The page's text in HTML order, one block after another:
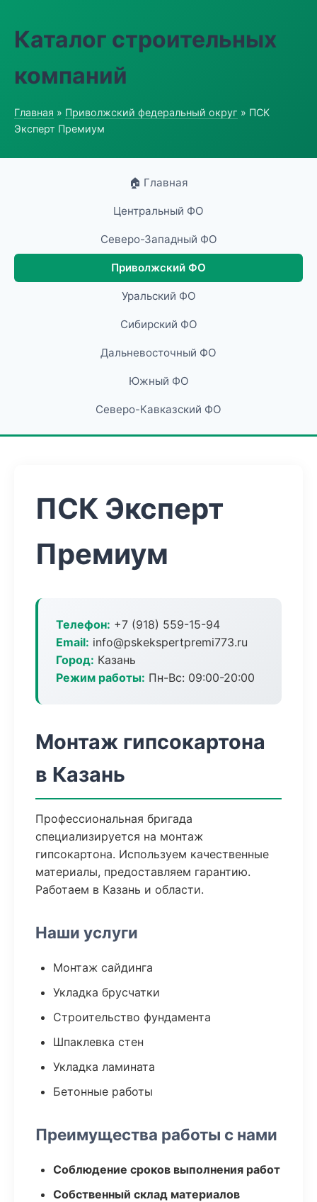
Каталог строительных
компаний
Главная » Приволжский федеральный округ » ПСК
Эксперт Премиум
🏠 Главная
Центральный ФО
Северо-Западный ФО
Приволжский ФО
Уральский ФО
Сибирский ФО
Дальневосточный ФО
Южный ФО
Северо-Кавказский ФО
ПСК Эксперт
Премиум
Телефон: +7 (918) 559-15-94
Email: info@pskekspertpremi773.ru
Город: Казань
Режим работы: Пн-Вс: 09:00-20:00
Монтаж гипсокартона
в Казань
Профессиональная бригада
специализируется на монтаж
гипсокартона. Используем качественные
материалы, предоставляем гарантию.
Работаем в Казань и области.
Наши услуги
Монтаж сайдинга
Укладка брусчатки
Строительство фундамента
Шпаклевка стен
Укладка ламината
Бетонные работы
Преимущества работы с нами
Соблюдение сроков выполнения работ
Собственный склад материалов